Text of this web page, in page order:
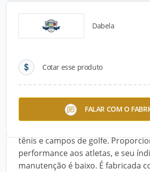
Dabela
Cotar esse produto
FALAR COM O
Detalhes do
Descrição do Produto
A Grama Esportiva – DBL Ultra Pró
desenvolvida pela Dabela, é
tênis e campos de golfe.
performance aos atletas, e seu
manutenção é baixo. É fabricada